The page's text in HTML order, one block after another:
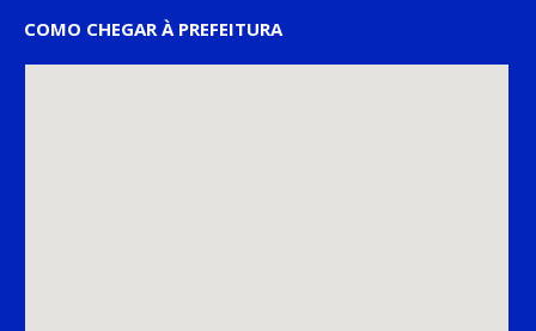
COMO CHEGAR À PREFEITURA